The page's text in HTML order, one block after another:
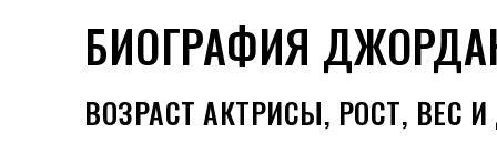
БИОГРАФИЯ
ВОЗРАСТ АКТРИСЫ, РОСТ, ВЕС